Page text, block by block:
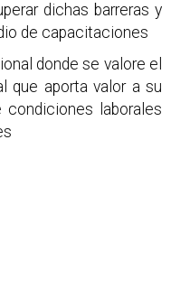
dichas barreras y
de capacitaciones
donde se valore el
que aporta valor a su
condiciones laborales